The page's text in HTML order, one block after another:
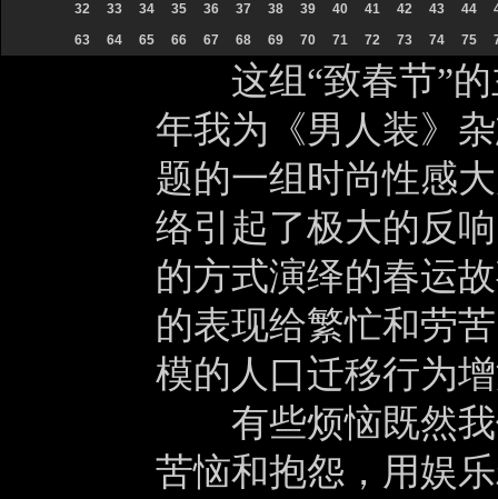
32
33 34 35 36 37 38 39 40 41 42 43 44
63
64 65 66 67 68 69 70 71 72 73 74 75
这组“致春节”的
年我为《男人装》
题的一组时尚性感
络引起了极大的反
的方式演绎的春运
的表现给繁忙和劳
模的人口迁移行为
有些烦恼既然我
苦恼和抱怨，用娱